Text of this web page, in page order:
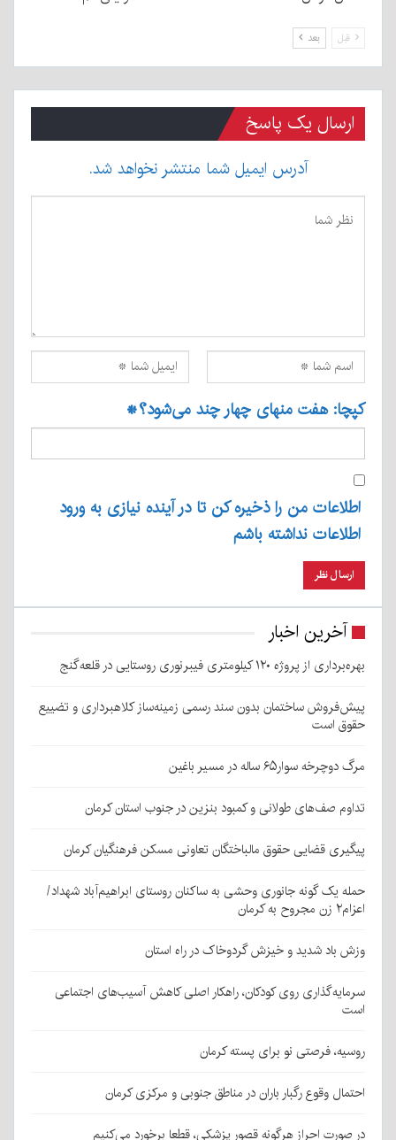
قبل بعد
ارسال یک پاسخ
آدرس ایمیل شما منتشر نخواهد شد.
کپچا: هفت منهای چهار چند می‌شود؟*
اطلاعات من را ذخیره کن تا در آینده نیازی به ورود
اطلاعات نداشته باشم
آخرین اخبار
بهره‌برداری از پروژه ۱۲۰ کیلومتری فیبرنوری روستایی در قلعه‌گنج
پیش‌فروش ساختمان بدون سند رسمی زمینه‌ساز کلاهبرداری و تضییع
حقوق است
مرگ دوچرخه سوار۶۵ ساله در مسیر باغین
تداوم صف‌های طولانی و کمبود بنزین در جنوب استان کرمان
پیگیری قضایی حقوق مالباختگان تعاونی مسکن فرهنگیان کرمان
حمله یک گونه جانوری وحشی به ساکنان روستای ابراهیم‌آباد شهداد/
اعزام۲ زن مجروح به کرمان
وزش باد شدید و خیزش گردوخاک در راه استان
سرمایه‌گذاری روی کودکان، راهکار اصلی کاهش آسیب‌های اجتماعی
است
روسیه، فرصتی نو برای پسته کرمان
احتمال وقوع رگبار باران در مناطق جنوبی و مرکزی کرمان
در صورت احراز هرگونه قصور پزشکی، قطعا برخورد می‌کنیم